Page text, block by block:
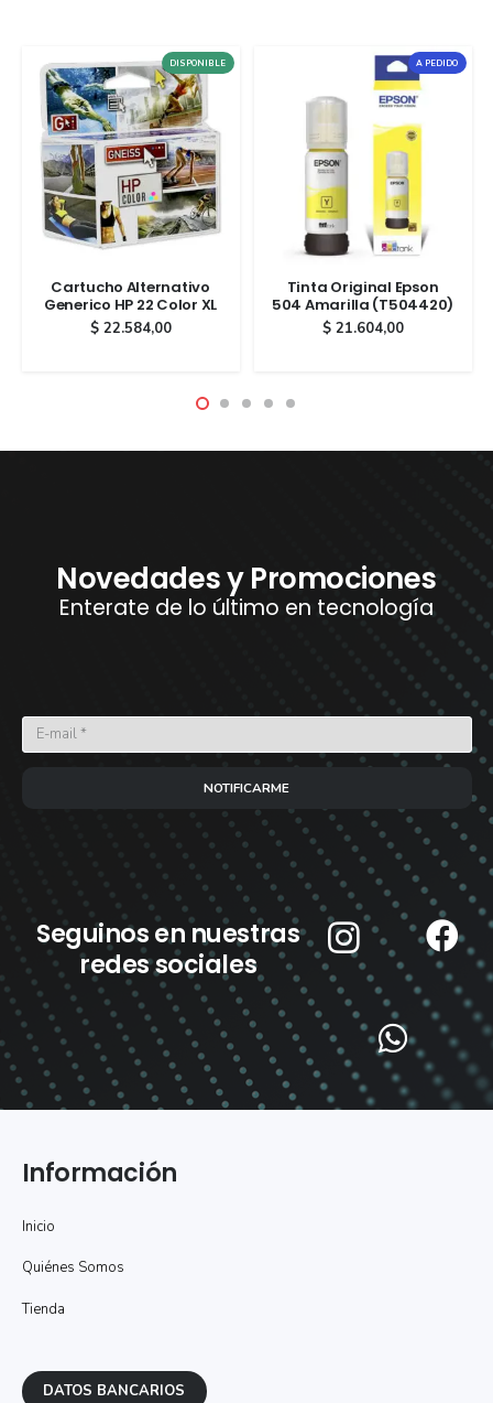
DISPONIBLE
Cartucho Alternativo
Generico HP 22 Color XL
$22.584,00
A PEDIDO
Tinta Original Epson
504 Amarilla (T504420)
$21.604,00
Novedades y Promociones
Enterate de lo último en tecnología
NOTIFICARME
Seguinos en nuestras
redes sociales
Información
Inicio
Quiénes Somos
Tienda
DATOS BANCARIOS